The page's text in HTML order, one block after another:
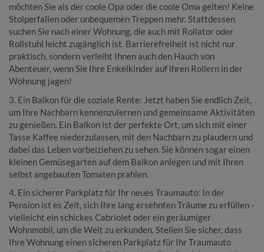
möchten Sie als der coole Opa oder die coole Oma gelten! Keine
Stolperfallen oder unbequemen Treppen mehr. Stattdessen
suchen Sie nach einer Wohnung, die auch mit Rollator oder
Rollstuhl leicht zugänglich ist. Barrierefreiheit ist nicht nur
praktisch, sondern verleiht Ihnen auch den Hauch von
Abenteuer, wenn Sie Ihre Enkelkinder auf ihren Rollern in der
Wohnung jagen!
3. Ein Balkon für die soziale Rente: Jetzt haben Sie endlich Zeit,
um Ihre Nachbarn kennenzulernen und gemeinsame Aktivitäten
zu genießen. Ein Balkon ist der perfekte Ort, um sich mit einer
Tasse Kaffee niederzulassen, mit den Nachbarn zu plaudern und
dabei das Leben vorbeiziehen zu sehen. Sie können sogar einen
kleinen Gemüsegarten auf dem Balkon anlegen und mit Ihren
selbst angebauten Tomaten prahlen.
4. Ein sicherer Parkplatz für Ihr neues Traumauto: In der
Pension ist es Zeit, sich Ihre lang ersehnten Träume zu erfüllen -
vielleicht ein schickes Cabriolet oder ein geräumiger
Wohnmobil, um die Welt zu erkunden. Stellen Sie sicher, dass
Ihre Wohnung einen sicheren Parkplatz für Ihr Traumauto